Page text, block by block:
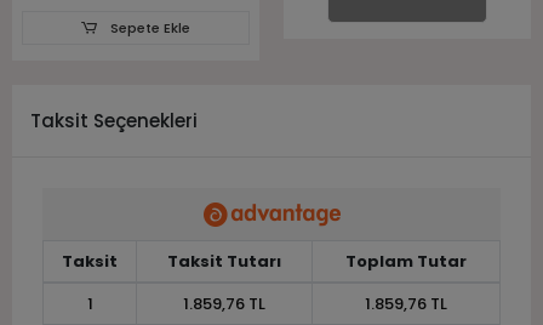
Sepete Ekle
Taksit Seçenekleri
Taksit Taksit Tutarı
Toplam Tutar
1
1.859,76 TL 1.859,76 TL